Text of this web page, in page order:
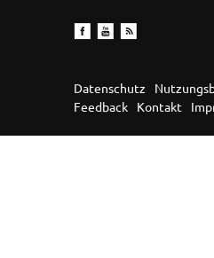
Datenschutz
Feedback
Kontakt